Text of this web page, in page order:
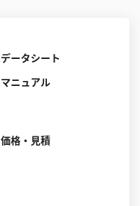
データシート
マニュアル
価格・見積